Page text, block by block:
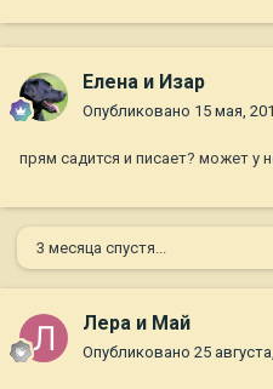
Елена и Изар
Опубликовано 15 мая,
прям садится и писает? может у
3 месяца спустя...
Лера и Май
Опубликовано 25